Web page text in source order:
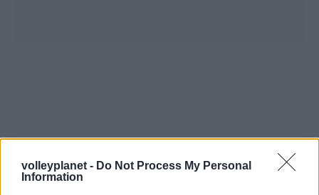
volleyplanet - Do Not Process My Personal
Information